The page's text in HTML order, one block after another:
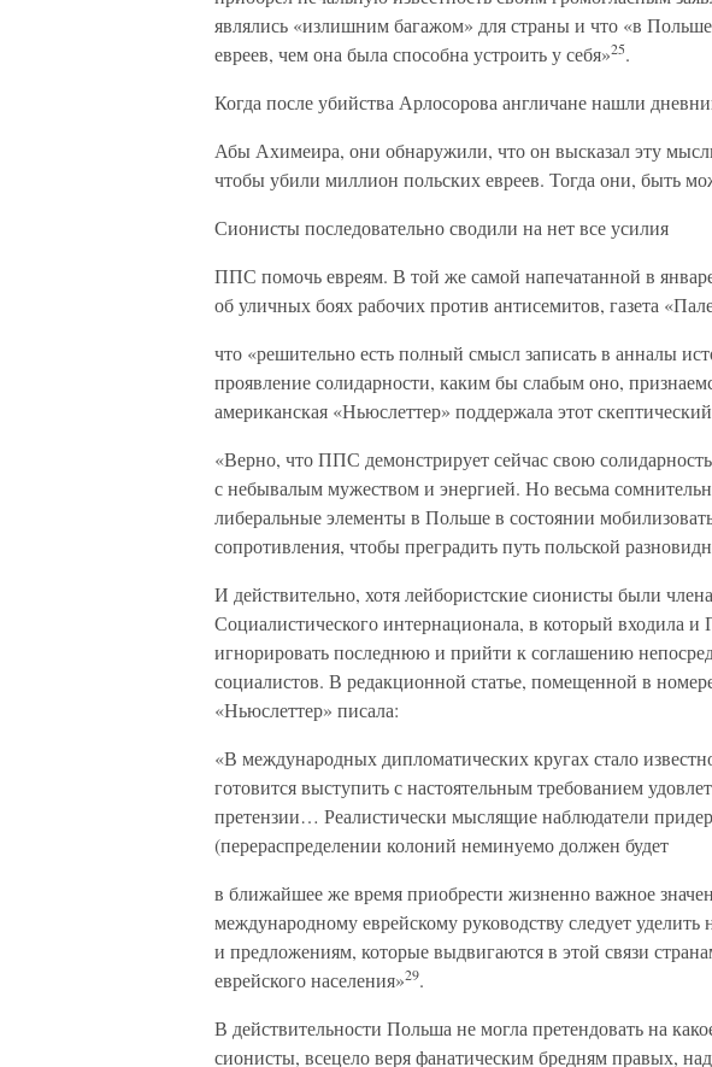
являлись «излишним багажом» для страны и что «в
евреев, чем она была способна устроить у себя»25.
Когда после убийства Арлосорова англичане нашли
Абы Ахимеира, они обнаружили, что он высказал эту
чтобы убили миллион польских евреев. Тогда они, быть
Сионисты последовательно сводили на нет все усилия
ППС помочь евреям. В той же самой напечатанной в
об уличных боях рабочих против антисемитов, газета
что «решительно есть полный смысл записать в анналы
проявление солидарности, каким бы слабым оно,
американская «Ньюслеттер» поддержала этот
«Верно, что ППС демонстрирует сейчас свою
с небывалым мужеством и энергией. Но весьма
либеральные элементы в Польше в состоянии
сопротивления, чтобы преградить путь польской
И действительно, хотя лейбористские сионисты были
Социалистического интернационала, в который входила
игнорировать последнюю и прийти к соглашению
социалистов. В редакционной статье, помещенной в
«Ньюслеттер» писала:
«В международных дипломатических кругах стало
готовится выступить с настоятельным требованием
претензии… Реалистически мыслящие наблюдатели
(перераспределении колоний неминуемо должен будет
в ближайшее же время приобрести жизненно важное
международному еврейскому руководству следует
и предложениям, которые выдвигаются в этой связи
еврейского населения»29.
В действительности Польша не могла претендовать на
сионисты, всецело веря фанатическим бредням правых,